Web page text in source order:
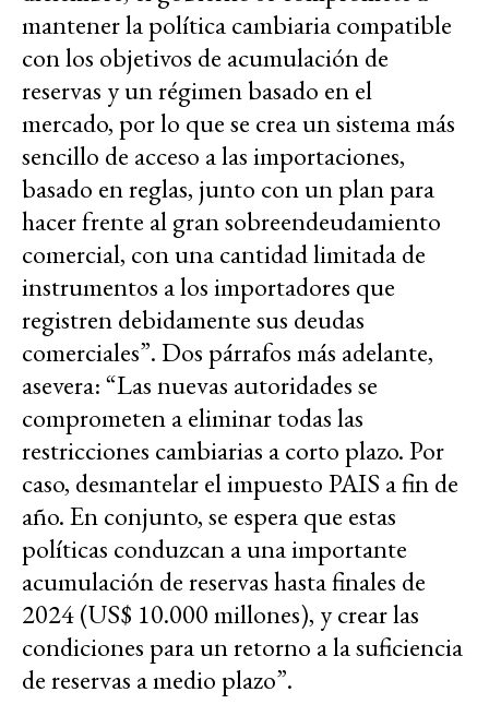
mantener la política cambiaria compatible
con los objetivos de acumulación de
reservas y un régimen basado en el
mercado, por lo que se crea un sistema más
sencillo de acceso a las importaciones,
basado en reglas, junto con un plan para
hacer frente al gran sobreendeudamiento
comercial, con una cantidad limitada de
instrumentos a los importadores que
registren debidamente sus deudas
comerciales”. Dos párrafos más adelante,
asevera: “Las nuevas autoridades se
comprometen a eliminar todas las
restricciones cambiarias a corto plazo. Por
caso, desmantelar el impuesto PAIS a fin de
año. En conjunto, se espera que estas
políticas conduzcan a una importante
acumulación de reservas hasta finales de
2024 (US$ 10.000 millones), y crear las
condiciones para un retorno a la suficiencia
de reservas a medio plazo”.